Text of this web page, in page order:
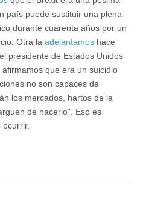
país puede sustituir una plena
durante cuarenta años por un
Otra la adelantamos hace
presidente de Estados Unidos
que era un suicidio
no son capaces de
los mercados, hartos de la
de hacerlo”. Eso es